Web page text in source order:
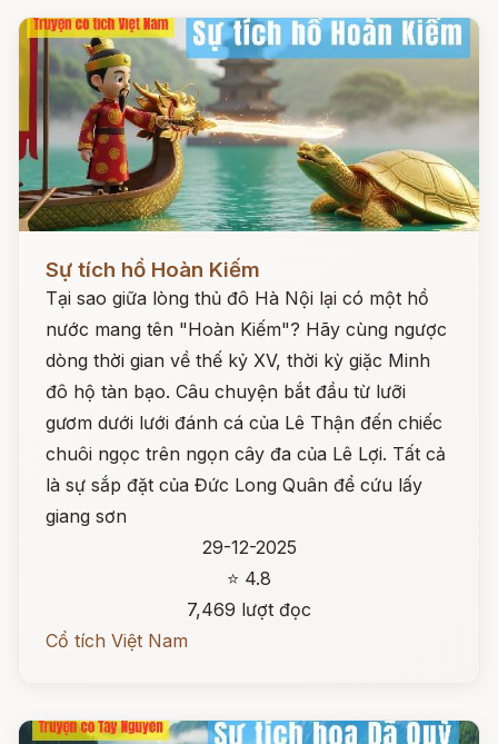
Sự tích hồ Hoàn Kiếm
Tại sao giữa lòng thủ đô Hà Nội lại có một hồ
nước mang tên "Hoàn Kiếm"? Hãy cùng ngược
dòng thời gian về thế kỷ XV, thời kỳ giặc Minh
đô hộ tàn bạo. Câu chuyện bắt đầu từ lưỡi
gươm dưới lưới đánh cá của Lê Thận đến chiếc
chuôi ngọc trên ngọn cây đa của Lê Lợi. Tất cả
là sự sắp đặt của Đức Long Quân để cứu lấy
giang sơn
29-12-2025
⭐ 4.8
7,469 lượt đọc
Cổ tích Việt Nam